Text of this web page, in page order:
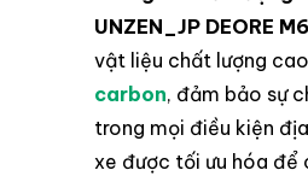
UNZEN_JP DEORE
vật liệu chất lượng
carbon, đảm bảo sự
trong mọi điều kiện
xe được tối ưu hóa để